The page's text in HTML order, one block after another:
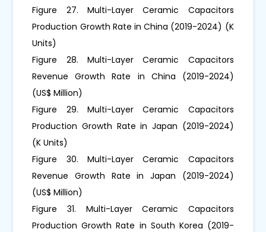
Figure 27. Multi-Layer Ceramic Capacitors
Production Growth Rate in China (2019-2024) (K
Units)
Figure 28. Multi-Layer Ceramic Capacitors
Revenue Growth Rate in China (2019-2024)
(US$ Million)
Figure 29. Multi-Layer Ceramic Capacitors
Production Growth Rate in Japan (2019-2024)
(K Units)
Figure 30. Multi-Layer Ceramic Capacitors
Revenue Growth Rate in Japan (2019-2024)
(US$ Million)
Figure 31. Multi-Layer Ceramic Capacitors
Production Growth Rate in South Korea (2019-